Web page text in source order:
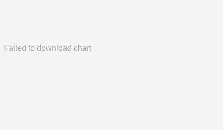
Failed to download chart